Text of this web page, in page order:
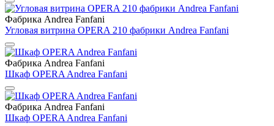
Фабрика Andrea Fanfani
Угловая витрина OPERA 210 фабрики Andrea Fanfani
Фабрика Andrea Fanfani
Шкаф OPERA Andrea Fanfani
Фабрика Andrea Fanfani
Шкаф OPERA Andrea Fanfani